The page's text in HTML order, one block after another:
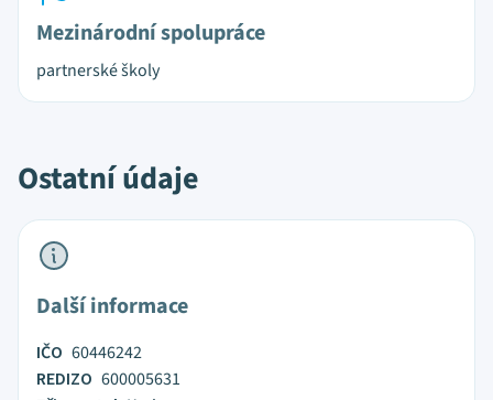
Mezinárodní spolupráce
partnerské školy
Ostatní údaje
Další informace
IČO 60446242
REDIZO 600005631